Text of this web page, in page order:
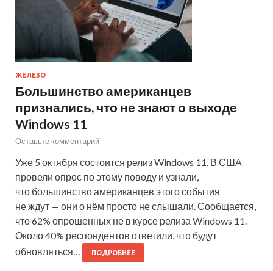
ЖЕЛЕЗО
Большинство американцев
признались, что не знают о выходе
Windows 11
Оставьте комментарий
Уже 5 октября состоится релиз Windows 11. В США
провели опрос по этому поводу и узнали,
что большинство американцев этого события
не ждут — они о нём просто не слышали. Сообщается,
что 62% опрошенных не в курсе релиза Windows 11.
Около 40% респондентов ответили, что будут
обновляться…
ПОДРОБНЕЕ